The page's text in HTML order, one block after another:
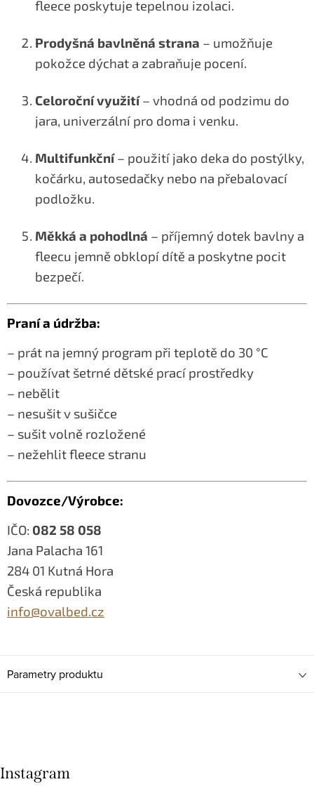
fleece poskytuje tepelnou izolaci.
Prodyšná bavlněná strana – umožňuje
pokožce dýchat a zabraňuje pocení.
Celoroční využití– vhodná od podzimu do
jara, univerzální pro doma i venku.
Multifunkční– použití jako deka do postýlky,
kočárku, autosedačky nebo na přebalovací
podložku.
Měkká a pohodlná – příjemný dotek bavlny a
fleecu jemně obklopí dítě a poskytne pocit
bezpečí.
Praní a údržba:
– prát na jemný program při teplotě do 30 °C
– používat šetrné dětské prací prostředky
– nebělit
– nesušit v sušičce
– sušit volně rozložené
– nežehlit fleece stranu
Dovozce/Výrobce:
IČO: 082 58 058
Jana Palacha 161
284 01 Kutná Hora
Česká republika
info@ovalbed.cz
Parametry produktu
Instagram